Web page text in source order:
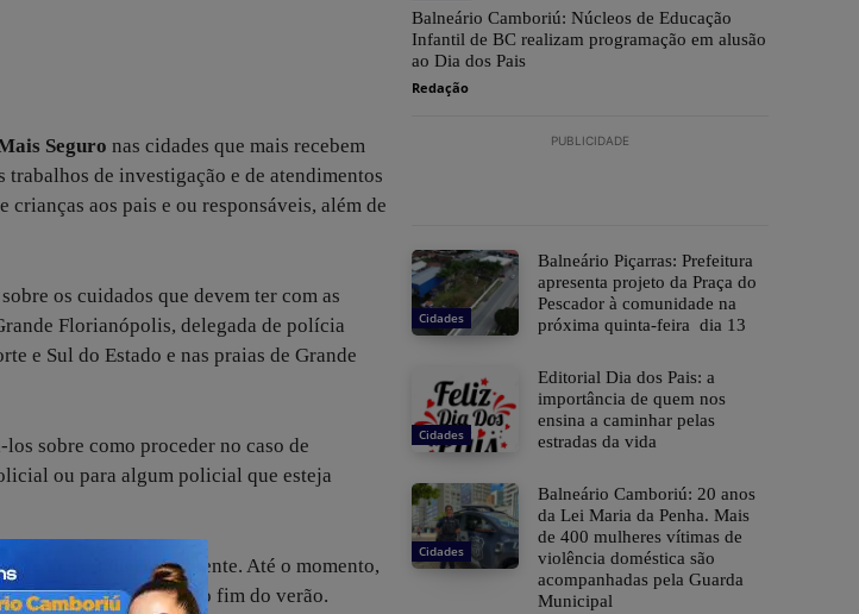
Seguro nas cidades que mais recebem
de investigação e de atendimentos
aos pais e ou responsáveis, além de
os cuidados que devem ter com as
Florianópolis, delegada de polícia
e Sul do Estado e nas praias de Grande
sobre como proceder no caso de
ou para algum policial que esteja
é que o número aumente. Até o momento,
ser produzidas até o fim do verão.
Balneário Camboriú: Núcleos de Educação
Infantil de BC realizam programação em alusão
ao Dia dos Pais
Redação
PUBLICIDADE
Cidades
Balneário Piçarras: Prefeitura
apresenta projeto da Praça do
Pescador à comunidade na
próxima quinta-feira dia 13
Cidades
Editorial Dia dos Pais: a
importância de quem nos
ensina a caminhar pelas
estradas da vida
Cidades
Balneário Camboriú: 20 anos
da Lei Maria da Penha. Mais
de 400 mulheres vítimas de
violência doméstica são
acompanhadas pela Guarda
Municipal